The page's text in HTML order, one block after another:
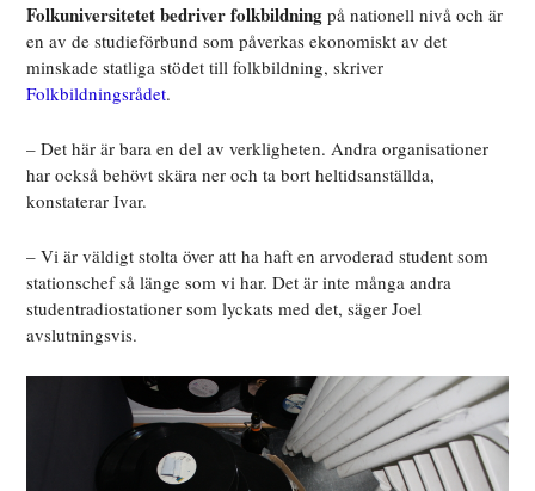
Folkuniversitetet bedriver folkbildning på nationell nivå och är
en av de studieförbund som påverkas ekonomiskt av det
minskade statliga stödet till folkbildning, skriver
Folkbildningsrådet.
– Det här är bara en del av verkligheten. Andra organisationer
har också behövt skära ner och ta bort heltidsanställda,
konstaterar Ivar.
– Vi är väldigt stolta över att ha haft en arvoderad student som
stationschef så länge som vi har. Det är inte många andra
studentradiostationer som lyckats med det, säger Joel
avslutningsvis.